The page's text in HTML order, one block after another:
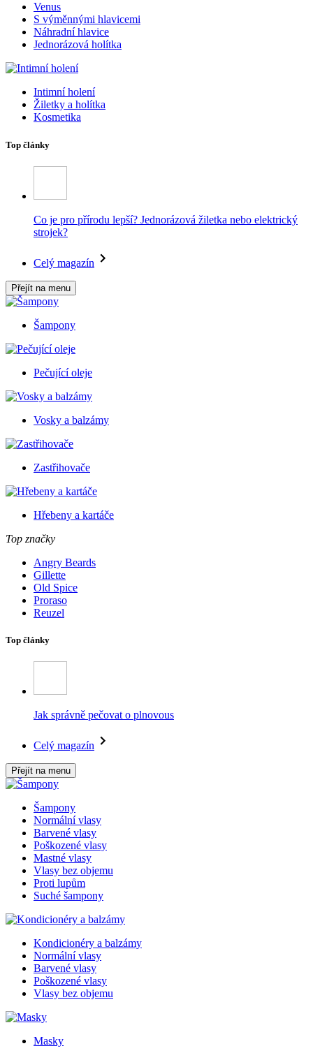
Venus
S výměnnými hlavicemi
Náhradní hlavice
Jednorázová holítka
Intimní holení
Žiletky a holítka
Kosmetika
Top články
Co je pro přírodu lepší? Jednorázová žiletka nebo elektrický
strojek?
Celý magazín
Přejít na menu
Šampony
Pečující oleje
Vosky a balzámy
Zastřihovače
Hřebeny a kartáče
Top značky
Angry Beards
Gillette
Old Spice
Proraso
Reuzel
Top články
Jak správně pečovat o plnovous
Celý magazín
Přejít na menu
Šampony
Normální vlasy
Barvené vlasy
Poškozené vlasy
Mastné vlasy
Vlasy bez objemu
Proti lupům
Suché šampony
Kondicionéry a balzámy
Normální vlasy
Barvené vlasy
Poškozené vlasy
Vlasy bez objemu
Masky